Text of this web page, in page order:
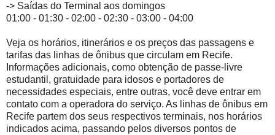
-> Saídas do Terminal aos domingos
01:00 - 01:30 - 02:00 - 02:30 - 03:00 - 04:00
Veja os horários, itinerários e os preços das passagens e
tarifas das linhas de ônibus que circulam em Recife.
Informações adicionais, como obtenção de passe-livre
estudantil, gratuidade para idosos e portadores de
necessidades especiais, entre outras, você deve entrar em
contato com a operadora do serviço. As linhas de ônibus em
Recife partem dos seus respectivos terminais, nos horários
indicados acima, passando pelos diversos pontos de